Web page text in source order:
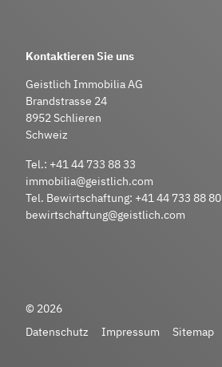
Kontaktieren Sie uns
Geistlich Immobilia AG
Brandstrasse 24
8952 Schlieren
Schweiz
Tel.: +41 44 733 88 33
immobilia@geistlich.com
Tel. Bewirtschaftung: +41 44 733 88 80
bewirtschaftung@geistlich.com
© 2026
Datenschutz
Impressum Sitemap